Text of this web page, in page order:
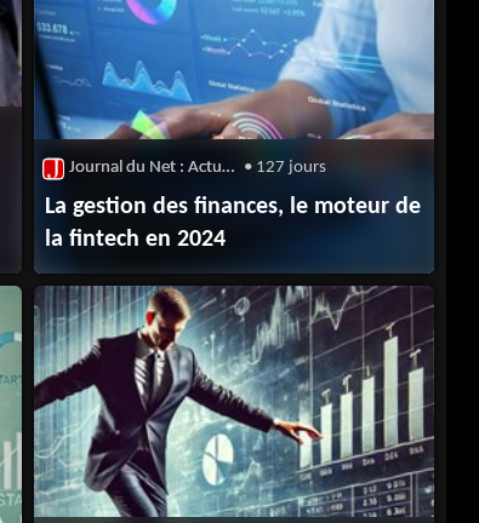
Journal du Net : Actualité du Capital-Risque • 127 jours
La gestion des finances, le moteur de
la fintech en 2024